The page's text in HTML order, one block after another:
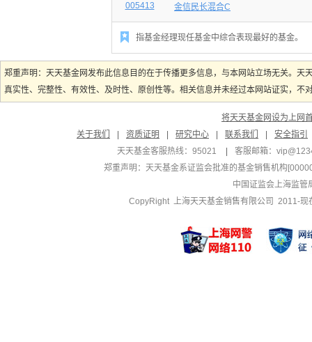
005413 金信民长混合C
 指基金经理现任基金中综合表现最好的基金。
郑重声明：天天基金网发布此信息目的在于传播更多信息，与本网站立场无关。
真实性、完整性、有效性、及时性、原创性等。相关信息并未经过本网站证实，
将天天基金网设为上网
关于我们
| 资质证明 | 研究中心 | 联系我们 |
安全指引
天天基金客服热线：95021
| 客服邮箱：
郑重声明： 天天基金系证监会批准的基金销售机构
中国证监会上海监管
CopyRight 上海天天基金销售有限公司 2011-